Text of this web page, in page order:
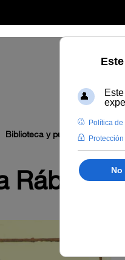
Biblioteca y publicaciones
Rábida